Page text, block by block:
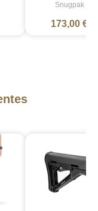
Snugpak
173,00 €